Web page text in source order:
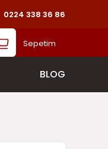
0224 338 36 86
Sepetim
BLOG